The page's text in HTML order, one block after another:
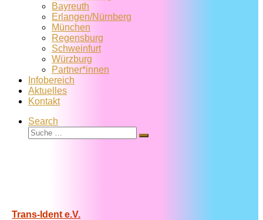
Bayreuth
Erlangen/Nürnberg
München
Regensburg
Schweinfurt
Würzburg
Partner*innen
Infobereich
Aktuelles
Kontakt
Search
Suche
Suche
Trans-Ident e.V.